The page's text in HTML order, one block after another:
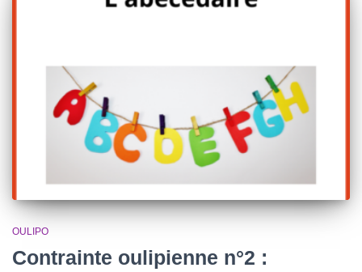
OULIPO
Contrainte oulipienne n°2 :